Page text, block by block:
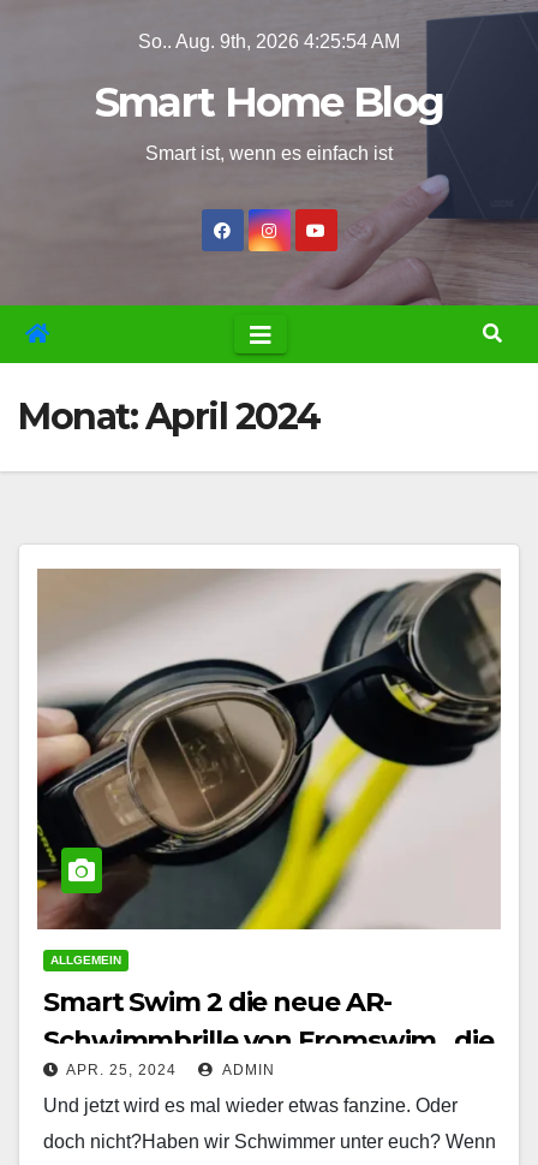
So.. Aug. 9th, 2026 4:25:55 AM
Smart Home Blog
Smart ist, wenn es einfach ist
Monat:April 2024
ALLGEMEIN
Smart Swim 2 die neue AR-
Schwimmbrille von Fromswim , die
aufs Glas projiziert
APR. 25, 2024 ADMIN
Und jetzt wird es mal wieder etwas fanzine. Oder
doch nicht?Haben wir Schwimmer unter euch? Wenn